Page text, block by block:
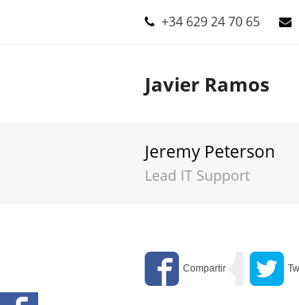
+34 629 24 70 65
Javier Ramos
Jeremy Peterson
Lead IT Support